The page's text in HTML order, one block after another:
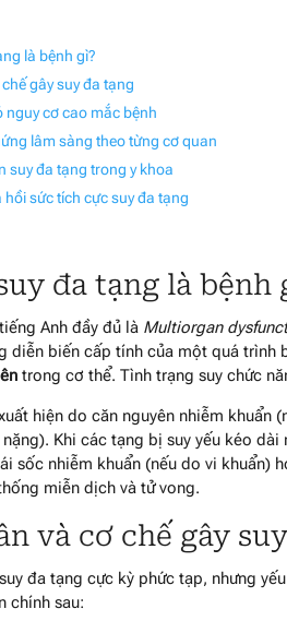
là bệnh gì?
gây suy đa tạng
nguy cơ cao mắc bệnh
lâm sàng theo từng cơ quan
suy đa tạng trong y khoa
hồi sức tích cực suy đa tạng
đa tạng là bệnh
Anh đầy đủ là Multiorgan
diễn biến cấp tính của một quá trình
trong cơ thể. Tình trạng suy chức
hiện do căn nguyên nhiễm khuẩn
Khi các tạng bị suy yếu kéo
sốc nhiễm khuẩn (nếu do vi khuẩn)
miễn dịch và tử vong.
và cơ chế gây
đa tạng cực kỳ phức tạp, nhưng
chính sau: